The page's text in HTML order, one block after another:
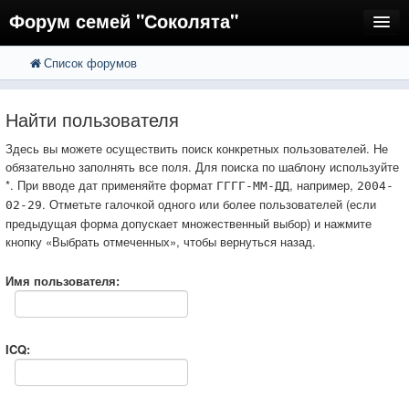
Форум семей "Соколята"
FAQ
Вход
Список форумов
Найти пользователя
Здесь вы можете осуществить поиск конкретных пользователей. Не
обязательно заполнять все поля. Для поиска по шаблону используйте
*. При вводе дат применяйте формат ГГГГ-ММ-ДД, например, 2004-
02-29. Отметьте галочкой одного или более пользователей (если
предыдущая форма допускает множественный выбор) и нажмите
кнопку «Выбрать отмеченных», чтобы вернуться назад.
Имя пользователя:
ICQ: